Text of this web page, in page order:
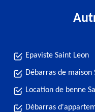
Epaviste Saint Leon
Débarras de maison
Location de benne
Débarras